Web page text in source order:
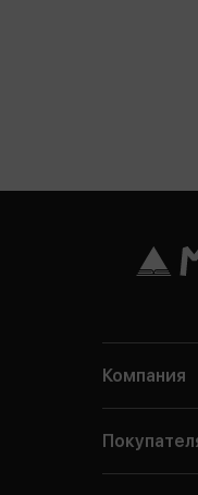
Компания